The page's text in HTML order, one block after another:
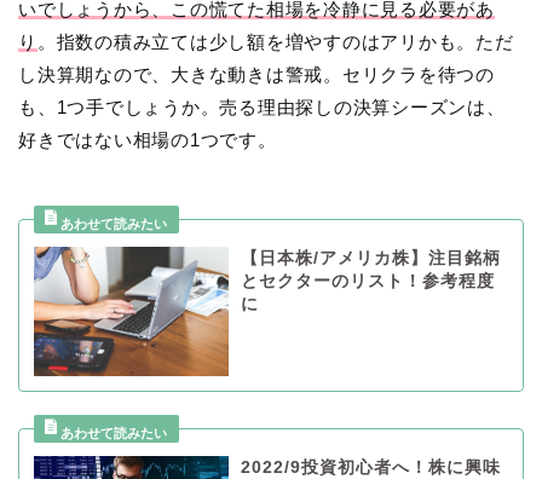
いでしょうから、この慌てた相場を冷静に見る必要があ
り 。指数の積み立ては少し額を増やすのはアリかも。ただ
し決算期なので、大きな動きは警戒。セリクラを待つの
も、1つ手でしょうか。売る理由探しの決算シーズンは、
好きではない相場の1つです。
【日本株/アメリカ株】注目銘柄
とセクターのリスト！参考程度
に
2022/9投資初心者へ！株に興味